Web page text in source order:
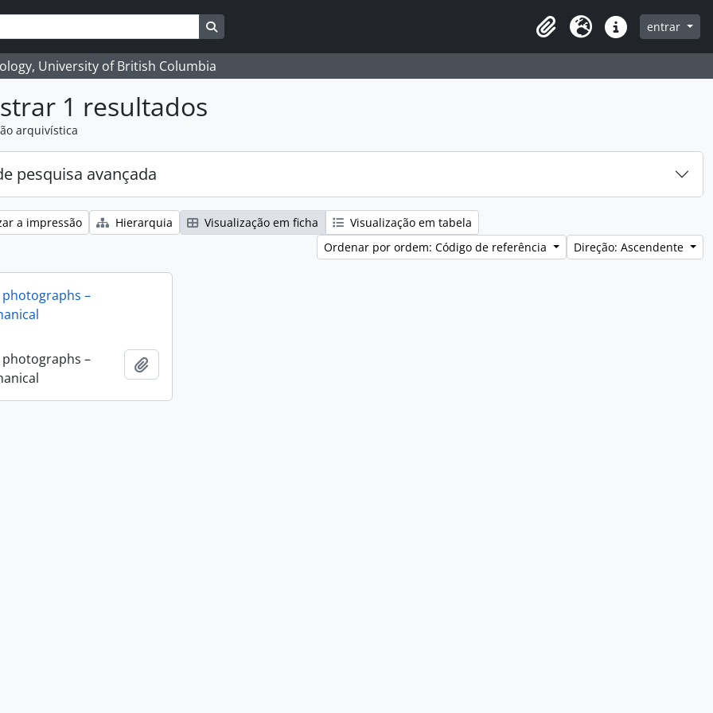
Search in browse page
Clipboard
Idioma Ligações rápidas
entrar
University of British Columbia
1 resultados
arquivística
pesquisa avançada
a impressão Hierarquia Visualização em ficha
Visualização em tabela
Ordenar por ordem: Código de referência
Direção: Ascendente
–
–